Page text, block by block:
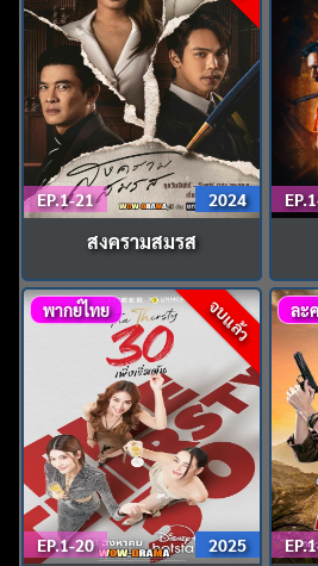
EP.1-21 2024
สงครามสมรส
จบแล้ว
พากย์ไทย
EP.1-20 2025
ละ